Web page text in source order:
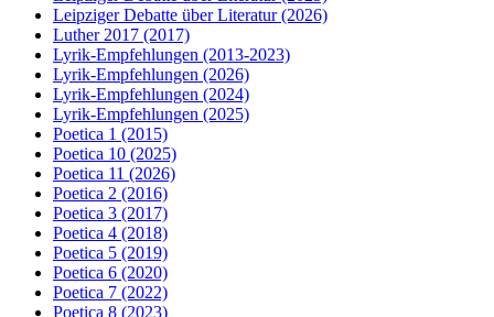
Leipziger Debatte über Literatur(2026)
Luther 2017 (2017)
Lyrik-Empfehlungen (2013-2023)
Lyrik-Empfehlungen (2026)
Lyrik-Empfehlungen (2024)
Lyrik-Empfehlungen (2025)
Poetica 1 (2015)
Poetica 10 (2025)
Poetica 11 (2026)
Poetica 2 (2016)
Poetica 3 (2017)
Poetica 4 (2018)
Poetica 5 (2019)
Poetica 6 (2020)
Poetica 7 (2022)
Poetica 8 (2023)